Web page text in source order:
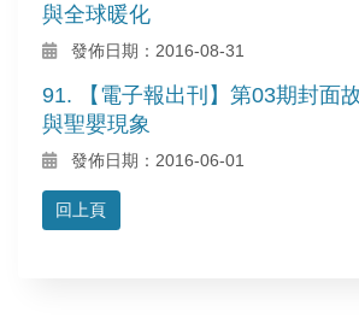
與全球暖化
發佈日期：2016-08-31
91. 【電子報出刊】第03期封面
與聖嬰現象
發佈日期：2016-06-01
回上頁